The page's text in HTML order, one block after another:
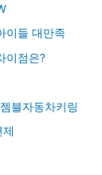
이들 대만족
이점은?
블자동차키링